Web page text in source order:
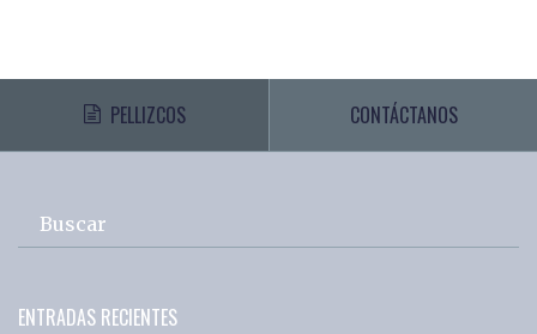
PELLIZCOS CONTÁCTANOS
Buscar
ENTRADAS RECIENTES